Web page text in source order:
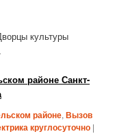
культуры
районе Санкт-
районе,Вызов
круглосуточно |